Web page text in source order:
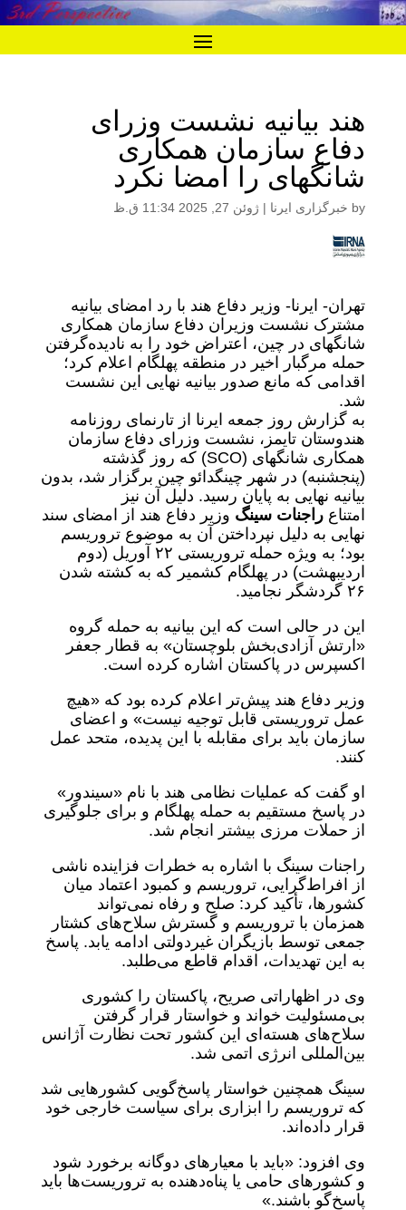
هند بیانیه نشست وزرای
دفاع سازمان همکاری
شانگهای را امضا نکرد
by خبرگزاری ایرنا | ژوئن 27, 2025 11:34 ق.ظ
تهران- ایرنا- وزیر دفاع هند با رد امضای بیانیه
مشترک نشست وزیران دفاع سازمان همکاری
شانگهای در چین، اعتراض خود را به نادیده‌گرفتن
حمله مرگبار اخیر در منطقه پهلگام اعلام کرد؛
اقدامی که مانع صدور بیانیه نهایی این نشست
شد.
به گزارش روز جمعه ایرنا از تارنمای روزنامه
هندوستان تایمز، نشست وزرای دفاع سازمان
همکاری شانگهای (SCO) که روز گذشته
(پنجشنبه) در شهر چینگدائو چین برگزار شد، بدون
بیانیه نهایی به پایان رسید. دلیل آن نیز
امتناع راجنات سینگ وزیر دفاع هند از امضای سند
نهایی به‌ دلیل نپرداختن آن به موضوع تروریسم
بود؛ به‌ ویژه حمله تروریستی ۲۲ آوریل (دوم
اردیبهشت) در پهلگام کشمیر که به کشته شدن
۲۶ گردشگر نجامید.
این در حالی است که این بیانیه به حمله گروه
«ارتش آزادی‌بخش بلوچستان» به قطار جعفر
اکسپرس در پاکستان اشاره کرده است.
وزیر دفاع هند پیش‌تر اعلام کرده بود که «هیچ
عمل تروریستی قابل توجیه نیست» و اعضای
سازمان باید برای مقابله با این پدیده، متحد عمل
کنند.
او گفت که عملیات نظامی هند با نام «سیندور»
در پاسخ مستقیم به حمله پهلگام و برای جلوگیری
از حملات مرزی بیشتر انجام شد.
راجنات سینگ با اشاره به خطرات فزاینده ناشی
از افراط‌گرایی، تروریسم و کمبود اعتماد میان
کشورها، تأکید کرد: صلح و رفاه نمی‌تواند
همزمان با تروریسم و گسترش سلاح‌های کشتار
جمعی توسط بازیگران غیردولتی ادامه یابد. پاسخ
به این تهدیدات، اقدام قاطع می‌طلبد.
وی در اظهاراتی صریح، پاکستان را کشوری
بی‌مسئولیت خواند و خواستار قرار گرفتن
سلاح‌های هسته‌ای این کشور تحت نظارت آژانس
بین‌المللی انرژی اتمی شد.
سینگ همچنین خواستار پاسخ‌گویی کشورهایی شد
که تروریسم را ابزاری برای سیاست خارجی خود
قرار داده‌اند.
وی افزود: «باید با معیارهای دوگانه برخورد شود
و کشورهای حامی یا پناه‌دهنده به تروریست‌ها باید
پاسخ‌گو باشند.»